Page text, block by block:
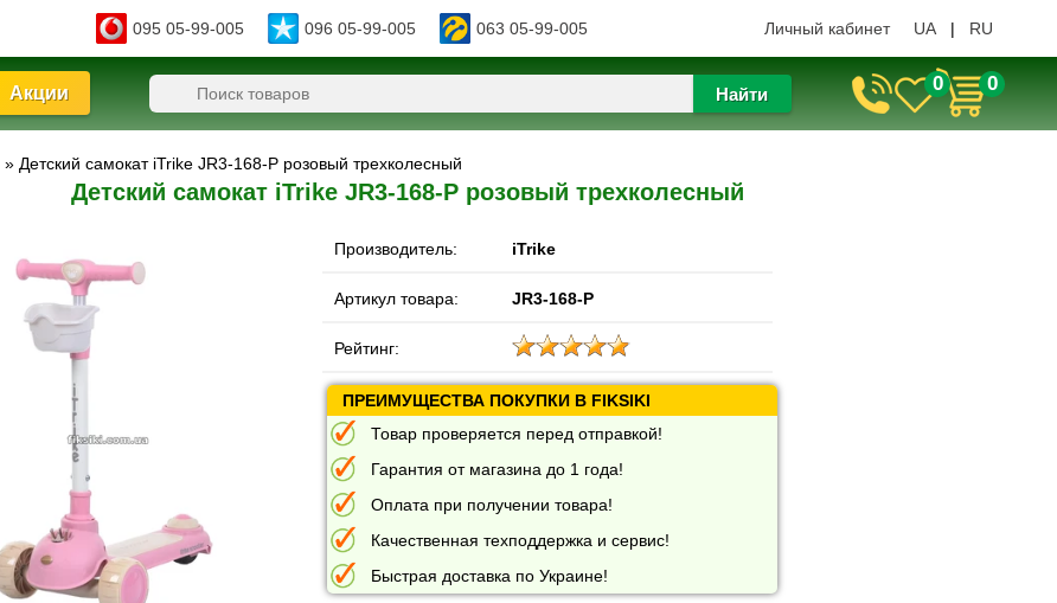
095 05-99-005 096 05-99-005 063 05-99-005 Личный кабинет UA | RU
Акции Найти 0 0
» Детский самокат iTrike JR3-168-P розовый трехколесный
Детский самокат iTrike JR3-168-P розовый трехколесный
Производитель: iTrike
Артикул товара: JR3-168-P
Рейтинг:
ПРЕИМУЩЕСТВА ПОКУПКИ В FIKSIKI
Товар проверяется перед отправкой!
Гарантия от магазина до 1 года!
Оплата при получении товара!
Качественная техподдержка и сервис!
Быстрая доставка по Украине!